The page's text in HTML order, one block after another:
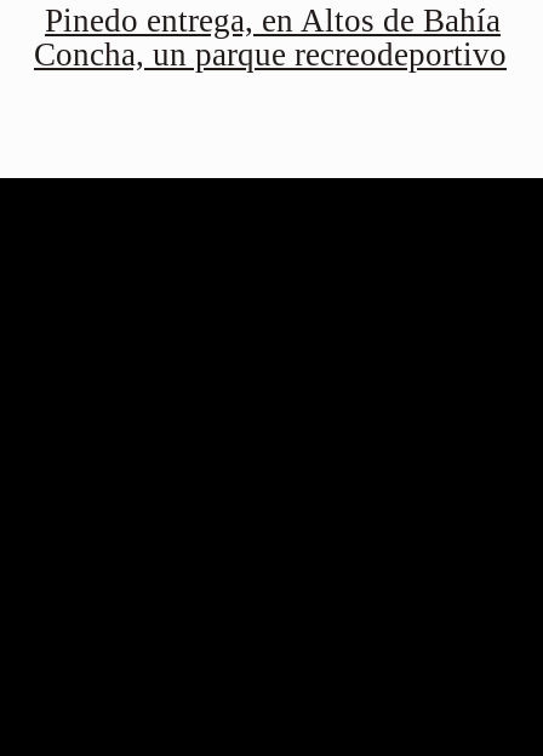
Pinedo entrega, en Altos de Bahía
Concha, un parque recreodeportivo